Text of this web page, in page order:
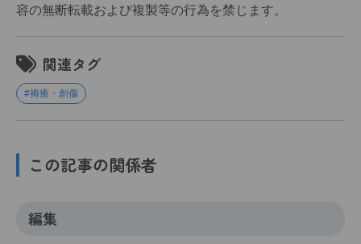
容の無断転載および複製等の行為を禁じます。
関連タグ
#褥瘡・創傷
この記事の関係者
編集